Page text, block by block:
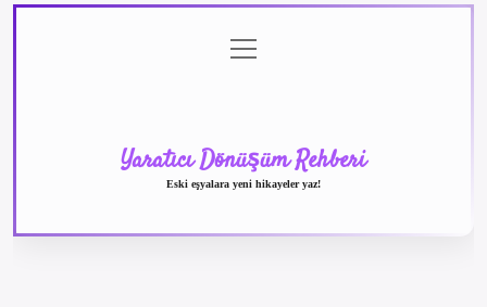
menüyü
aç
Yaratıcı Dönüşüm Rehberi
Eski eşyalara yeni hikayeler yaz!